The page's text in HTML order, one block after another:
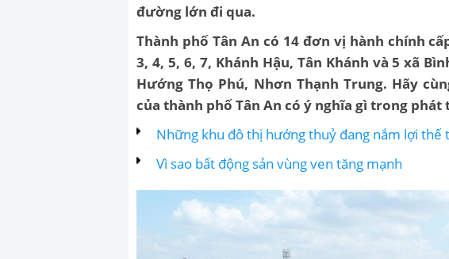
đường lớn đi qua.
Thành phố Tân An có 14 đơn vị hành chính
3, 4, 5, 6, 7, Khánh Hậu, Tân Khánh và 5 xã
Hướng Thọ Phú, Nhơn Thạnh Trung. Hãy
của thành phố Tân An có ý nghĩa gì trong
Những khu đô thị hướng thuỷ đang nắm lợi thế
Vì sao bất động sản vùng ven tăng mạnh